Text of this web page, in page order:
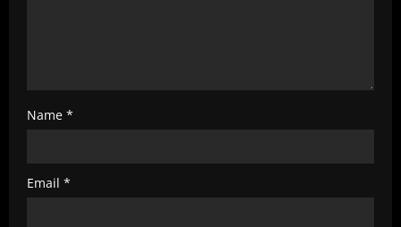
Name *
Email *